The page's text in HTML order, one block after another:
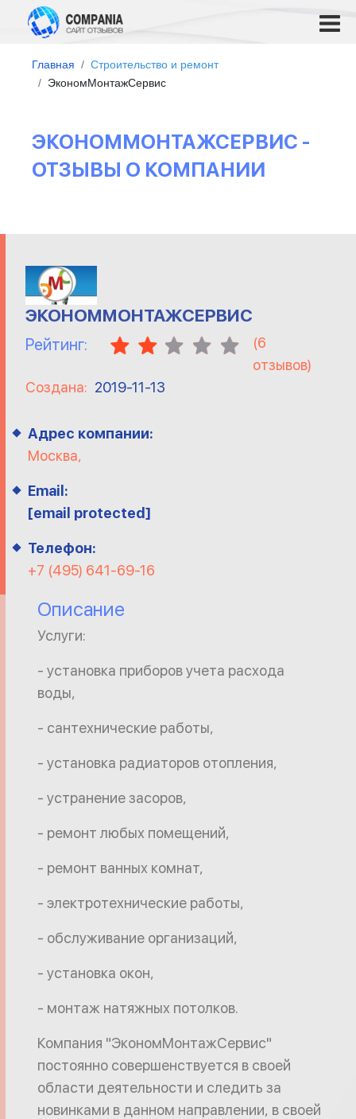
Главная
Строительство и ремонт
ЭкономМонтажСервис
ЭКОНОММОНТАЖСЕРВИС -
ОТЗЫВЫ О КОМПАНИИ
ЭКОНОММОНТАЖСЕРВИС
Рейтинг: (6
отзывов)
Создана: 2019-11-13
Адрес компании:
Москва,
Email:
[email protected]
Телефон:
+7 (495) 641-69-16
Описание
Услуги:
- установка приборов учета расхода
воды,
- сантехнические работы,
- установка радиаторов отопления,
- устранение засоров,
- ремонт любых помещений,
- ремонт ванных комнат,
- электротехнические работы,
- обслуживание организаций,
- установка окон,
- монтаж натяжных потолков.
Компания "ЭкономМонтажСервис"
постоянно совершенствуется в своей
области деятельности и следить за
новинками в данном направлении, в своей